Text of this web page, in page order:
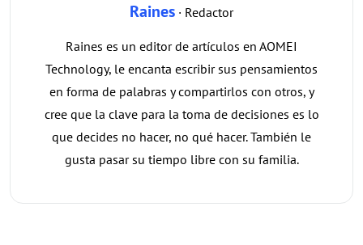
Raines · Redactor
Raines es un editor de artículos en AOMEI
Technology, le encanta escribir sus pensamientos
en forma de palabras y compartirlos con otros, y
cree que la clave para la toma de decisiones es lo
que decides no hacer, no qué hacer. También le
gusta pasar su tiempo libre con su familia.